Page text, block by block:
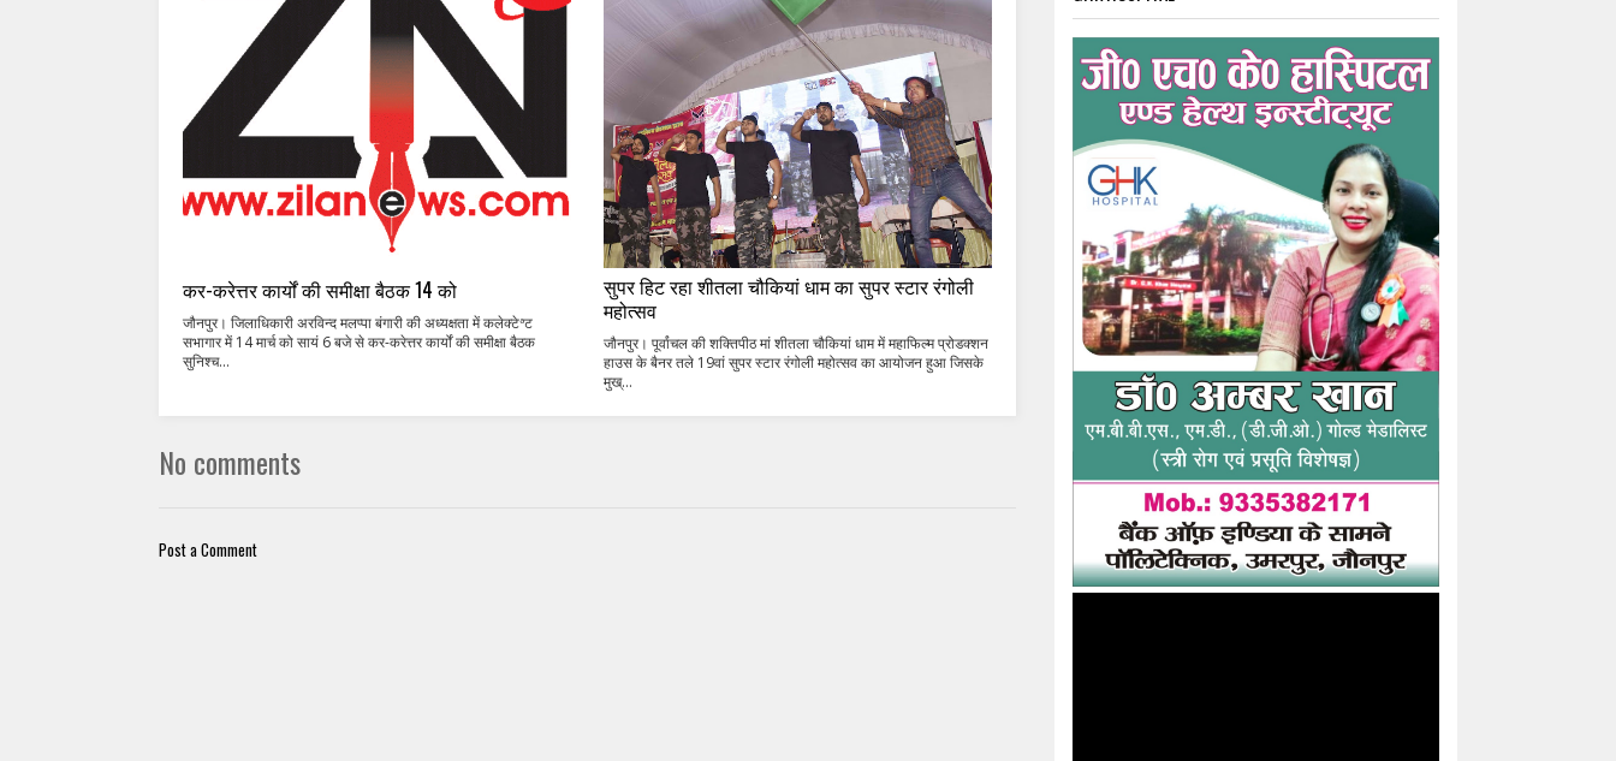
कर-करेत्तर कार्यों की समीक्षा बैठक 14 को
जौनपुर। जिलाधिकारी अरविन्द मलप्पा बंगारी की अध्यक्षता में कलेक्टेªट
सभागार में 14 मार्च को सायं 6 बजे से कर-करेत्तर कार्यों की समीक्षा बैठक
सुनिश्च...
सुपर हिट रहा शीतला चौकियां धाम का सुपर स्टार रंगोली
महोत्सव
जौनपुर। पूर्वांचल की शक्तिपीठ मां शीतला चौकियां धाम में महाफिल्म प्रोडक्शन
हाउस के बैनर तले 19वां सुपर स्टार रंगोली महोत्सव का आयोजन हुआ जिसके
मुख्...
No comments
Post a Comment